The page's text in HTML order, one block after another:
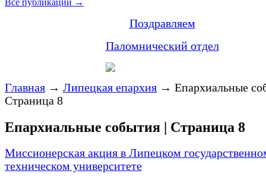
Поздравляем
Паломнический отдел
Главная → Липецкая епархия → Епархиальные
Страница 8
Епархиальные события | Страница 8
Миссионерская акция в Липецком
техническом университете